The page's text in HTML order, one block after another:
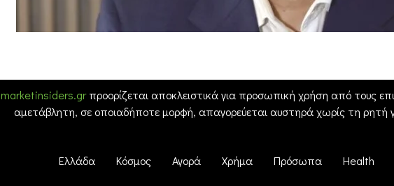
marketinsiders.grπροορίζεται αποκλειστικά για προσωπική χρήση από τους
αμετάβλητη, σε οποιαδήποτε μορφή, απαγορεύεται αυστηρά χωρίς τη ρητή
Ελλάδα Κόσμος Αγορά Χρήμα Πρόσωπα Health